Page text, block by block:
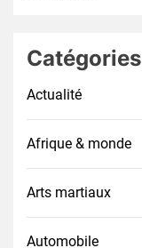
Catégories
Actualité
Afrique & monde
Arts martiaux
Automobile